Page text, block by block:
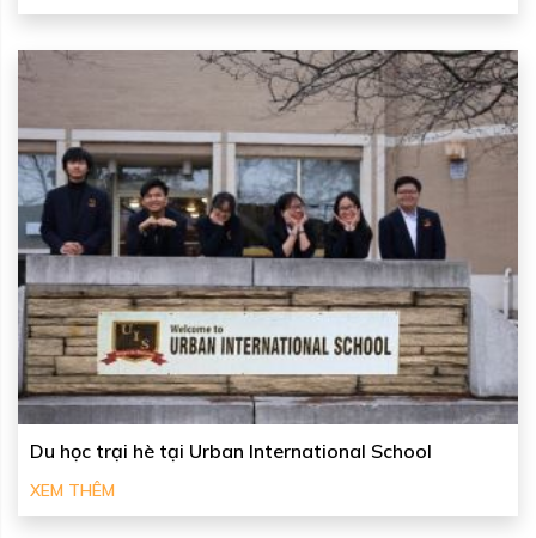
Du học trại hè tại Urban International School
XEM THÊM